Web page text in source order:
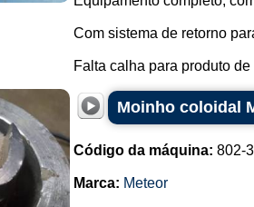
Com sistema de retorno
Falta calha para produto de
Moinho coloidal
Código da máquina: 802-
Marca: Meteor